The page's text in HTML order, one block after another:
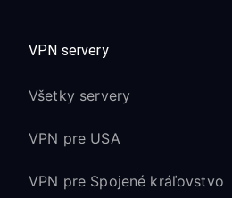
VPN servery
Všetky servery
VPN pre USA
VPN pre Spojené kráľovstvo